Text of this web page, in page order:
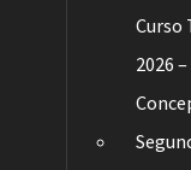
Curso
2026